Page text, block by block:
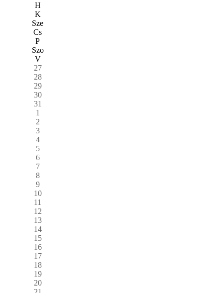
H
K
Sze
Cs
P
Szo
V
27
28
29
30
31
1
2
3
4
5
6
7
8
9
10
11
12
13
14
15
16
17
18
19
20